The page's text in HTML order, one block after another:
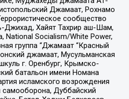
Джамаат, Рохнамо
сообщество
Джихад, Хайят Тахрир аш-Шам,
Socialism/White Power,
группа “Джамаат “Красный
джамаат, Мусульманская
г. Оренбург, Крымско-
батальон имени Номана
исламского возрождения
Дуббайский